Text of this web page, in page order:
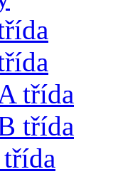
třída
třída